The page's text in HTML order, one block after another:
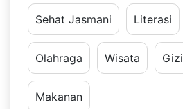
Sehat Jasmani Literasi
Olahraga Wisata Gizi
Makanan